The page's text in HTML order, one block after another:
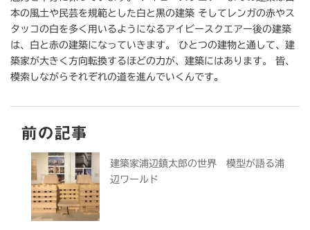
本の風土や民芸を規範とした白と黒の建築 そしてレンガの赤やス
タッコの白を多く用いるようになるアイビースクエアー後の建築
は、白と赤の建築になっていきます。 ひとつの建物と通して、建
築家が大きく方向転換するほどの力が、建築にはあります。 皆、
模索しながらそれぞれの道を進んでいくんです。
前の記事
建築家浦辺鎮太郎の世界 模型が語る浦
辺ワールド